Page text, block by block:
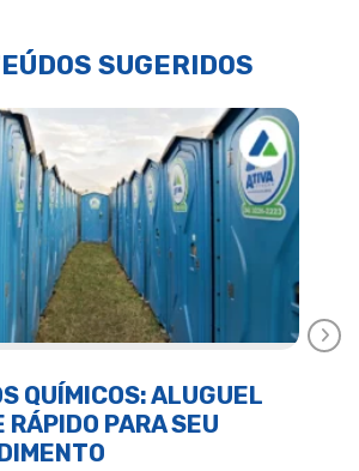
SUGERIDOS
QUÍMICOS: ALUGUEL
RÁPIDO PARA SEU